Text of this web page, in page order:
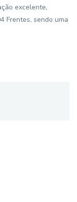
excelente,
Frentes, sendo uma